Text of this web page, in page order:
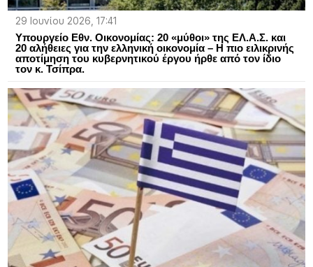
29 Ιουνίου 2026, 17:41
Υπουργείο Εθν. Οικονομίας: 20 «μύθοι» της ΕΛ.Α.Σ. και
20 αλήθειες για την ελληνική οικονομία – H πιο ειλικρινής
αποτίμηση του κυβερνητικού έργου ήρθε από τον ίδιο
τον κ. Τσίπρα.